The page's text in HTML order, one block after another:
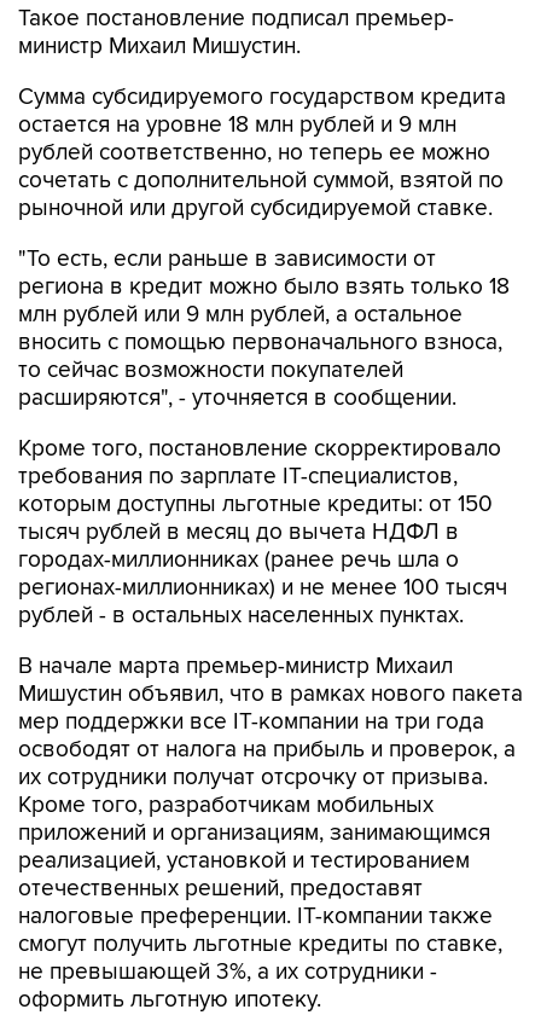
Такое постановление подписал премьер-
министр Михаил Мишустин.
Сумма субсидируемого государством кредита
остается на уровне 18 млн рублей и 9 млн
рублей соответственно, но теперь ее можно
сочетать с дополнительной суммой, взятой по
рыночной или другой субсидируемой ставке.
"То есть, если раньше в зависимости от
региона в кредит можно было взять только 18
млн рублей или 9 млн рублей, а остальное
вносить с помощью первоначального взноса,
то сейчас возможности покупателей
расширяются", - уточняется в сообщении.
Кроме того, постановление скорректировало
требования по зарплате IT-специалистов,
которым доступны льготные кредиты: от 150
тысяч рублей в месяц до вычета НДФЛ в
городах-миллионниках (ранее речь шла о
регионах-миллионниках) и не менее 100 тысяч
рублей - в остальных населенных пунктах.
В начале марта премьер-министр Михаил
Мишустин объявил, что в рамках нового пакета
мер поддержки все IT-компании на три года
освободят от налога на прибыль и проверок, а
их сотрудники получат отсрочку от призыва.
Кроме того, разработчикам мобильных
приложений и организациям, занимающимся
реализацией, установкой и тестированием
отечественных решений, предоставят
налоговые преференции. IT-компании также
смогут получить льготные кредиты по ставке,
не превышающей 3%, а их сотрудники -
оформить льготную ипотеку.